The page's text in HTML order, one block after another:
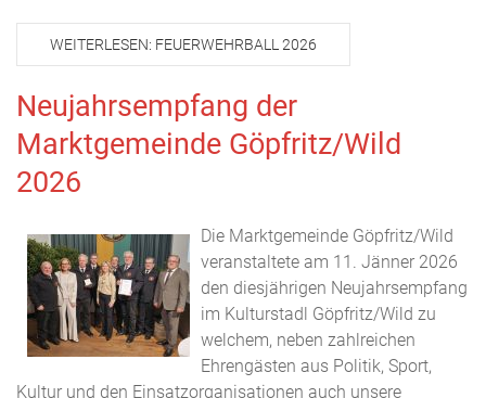
WEITERLESEN: FEUERWEHRBALL 2026
Neujahrsempfang der
Marktgemeinde Göpfritz/Wild
2026
Die Marktgemeinde Göpfritz/Wild
veranstaltete am 11. Jänner 2026
den diesjährigen Neujahrsempfang
im Kulturstadl Göpfritz/Wild zu
welchem, neben zahlreichen
Ehrengästen aus Politik, Sport,
Kultur und den Einsatzorganisationen auch unsere